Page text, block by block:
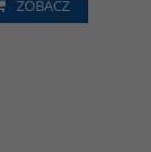
ZOBACZ